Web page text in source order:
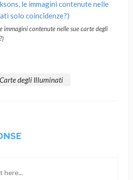
immagini contenute nelle sue carte degli
Carte degli Illuminati